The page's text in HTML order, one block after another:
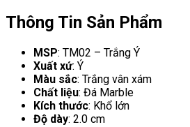
Thông Tin Sản Phẩm
MSP: TM02 – Trắng Ý
Xuất xứ: Ý
Màu sắc: Trắng vân xám
Chất liệu: Đá Marble
Kích thước: Khổ lớn
Độ dày: 2.0 cm